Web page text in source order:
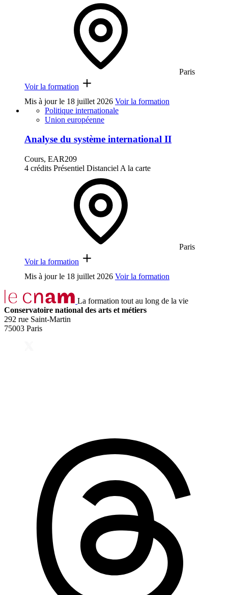
Paris
Voir la formation
Mis à jour le 18 juillet 2026 Voir la formation
Politique internationale
Union européenne
Analyse du système international II
Cours, EAR209
4 crédits Présentiel Distanciel A la carte
Paris
Voir la formation
Mis à jour le 18 juillet 2026 Voir la formation
La formation tout au long de la vie
Conservatoire national des arts et métiers
292 rue Saint-Martin
75003 Paris